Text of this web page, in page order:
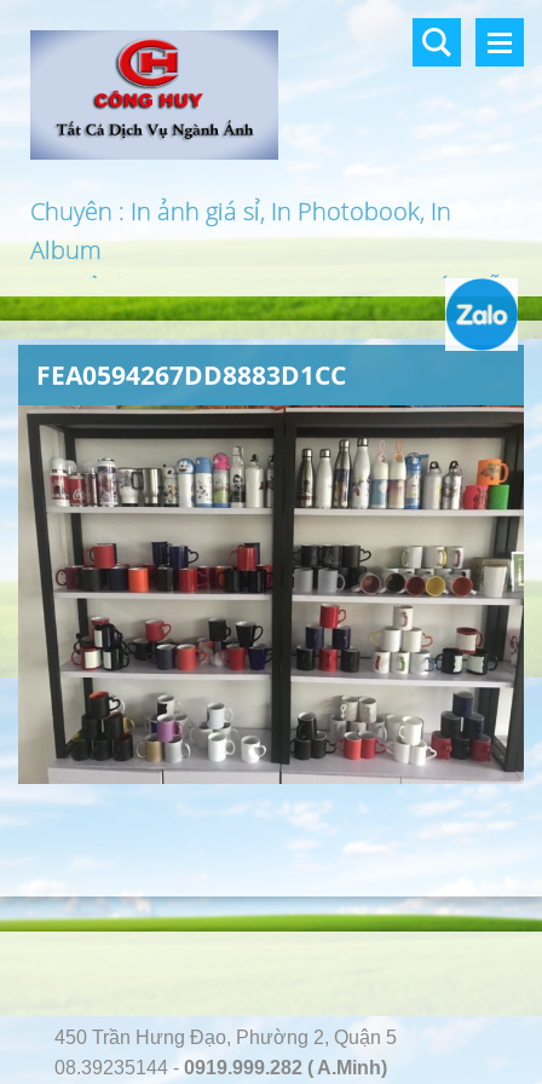
Chuyên : In ảnh giá sỉ, In Photobook, In
Album
In khổ lớn, In UV 3D, In Canvas, In PP, Ép Gỗ
…
FEA0594267DD8883D1CC
450 Trần Hưng Đạo, Phường 2, Quận 5
08.39235144 - 0919.999.282 ( A.Minh)